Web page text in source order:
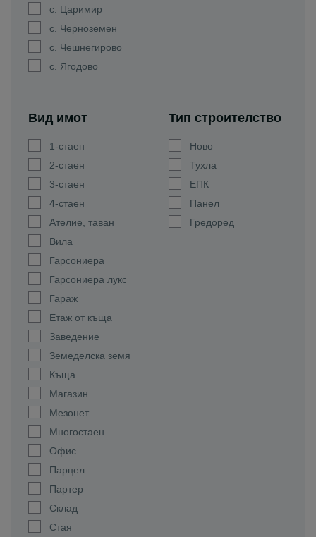
с. Царимир
с. Черноземен
с. Чешнегирово
с. Ягодово
Вид имот
1-стаен
2-стаен
3-стаен
4-стаен
Ателие, таван
Вила
Гарсониера
Гарсониера лукс
Гараж
Етаж от къща
Заведение
Земеделска земя
Къща
Магазин
Мезонет
Многостаен
Офис
Парцел
Партер
Склад
Стая
Тип строителство
Ново
Тухла
ЕПК
Панел
Гредоред